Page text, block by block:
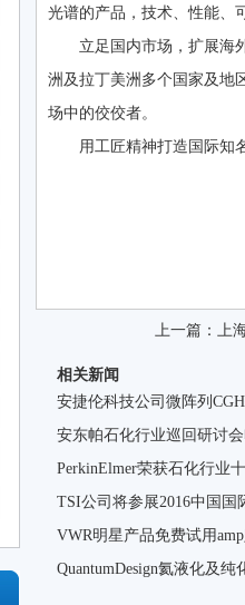
光谱的产品，技术、性能、
立足国内市场，扩展海
洲及拉丁美洲多个国家及地
场中的佼佼者。
用工匠精神打造国际知
上一篇： 上
相关新闻
安捷伦科技公司微阵列
安东帕石化行业巡回研讨
PerkinElmer荣获石化行业
TSI公司将参展2016中国国
VWR明星产品免费试用
QuantumDesign氦液化及纯